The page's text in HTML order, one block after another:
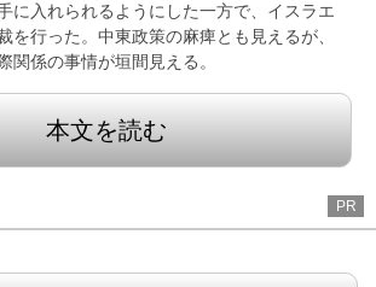
に入れられるようにした一方で、イスラエ
を行った。中東政策の麻痺とも見えるが、
関係の事情が垣間見える。
本文を読む
PR